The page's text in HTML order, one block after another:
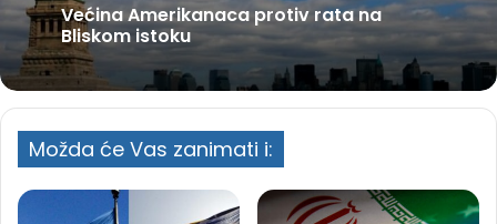
Većina Amerikanaca protiv rata na
Bliskom istoku
Možda će Vas zanimati i: